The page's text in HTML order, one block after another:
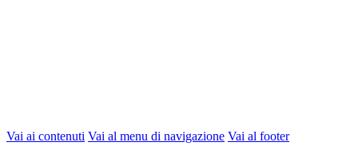
Vai ai contenuti Vai al menu di navigazione Vai al footer